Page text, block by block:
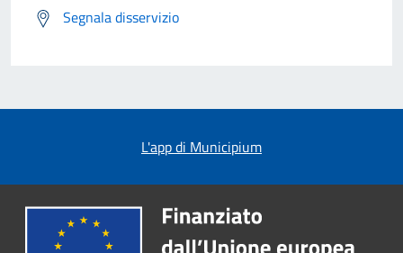
Segnala disservizio
L'app di Municipium